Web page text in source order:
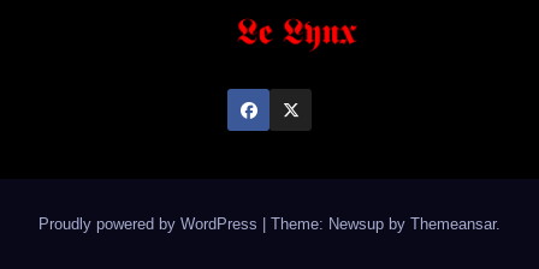
Proudly powered by WordPress Theme: Newsup by Themeansar.